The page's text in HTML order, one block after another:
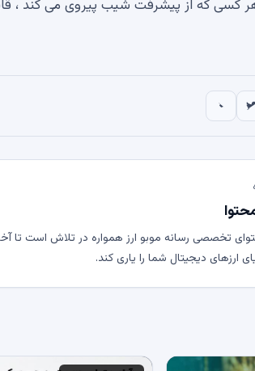
کسی که از پیشرفت شیب پیروی می کند ،
تخصصی رسانه موبو ارز همواره در تلاش است تا
ارزهای دیجیتال شما را یاری کند.